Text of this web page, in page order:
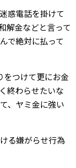
惑電話を掛けて
解金などと言って
で絶対に払って
をつけて更にお金
終わらせたいな
、ヤミ金に強い
る嫌がらせ行為